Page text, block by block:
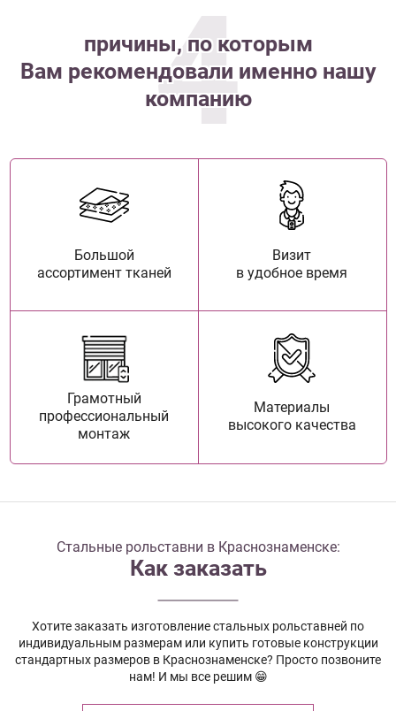
4
причины, по которым
Вам рекомендовали именно нашу
компанию
Большой
ассортимент тканей
Визит
в удобное время
Грамотный
профессиональный
монтаж
Материалы
высокого качества
Стальные рольставни в Краснознаменске:
Как заказать
Хотите заказать изготовление стальных рольставней по
индивидуальным размерам или купить готовые конструкции
стандартных размеров в Краснознаменске? Просто позвоните
нам! И мы все решим 😁